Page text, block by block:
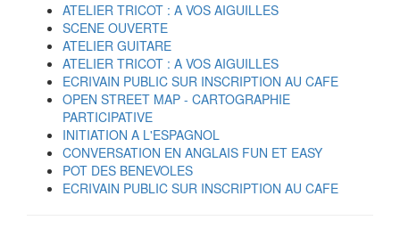
ATELIER TRICOT : A VOS AIGUILLES
SCENE OUVERTE
ATELIER GUITARE
ATELIER TRICOT : A VOS AIGUILLES
ECRIVAIN PUBLIC SUR INSCRIPTION AU CAFE
OPEN STREET MAP - CARTOGRAPHIE
PARTICIPATIVE
INITIATION A L'ESPAGNOL
CONVERSATION EN ANGLAIS FUN ET EASY
POT DES BENEVOLES
ECRIVAIN PUBLIC SUR INSCRIPTION AU CAFE